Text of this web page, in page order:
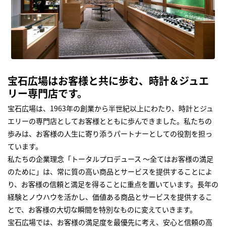
宝石広場はお客様と共に歩む、時計＆ジュエ
リー専門店です。
宝石広場は、1963年の創業から半世紀以上にわたり、時計とジュ
エリーの専門店としてお客様とともに歩んできました。私たちの
歩みは、お客様の人生に寄り添うパートナーとしての役割を担っ
ています。
私たちの企業理念「トータルプロデュース ～全てはお客様の満足
のために」は、常に質の高い商品とサービスを提供することによ
り、お客様の信頼と満足を得ることに重点を置いています。長年の
経験とノウハウを活かし、価値ある商品とサービスを提供するこ
とで、お客様の大切な瞬間を特別なものに変えていきます。
宝石広場では、お客様の満足度を最優先に考え、安心と信頼の高